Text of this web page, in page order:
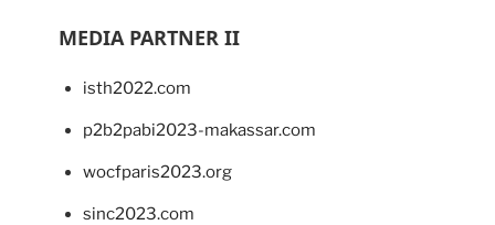
MEDIA PARTNER II
isth2022.com
p2b2pabi2023-makassar.com
wocfparis2023.org
sinc2023.com